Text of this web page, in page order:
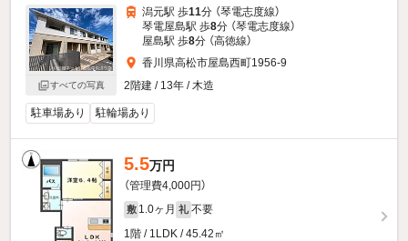
すべての写真
潟元駅 歩11分 （琴電志度線）
琴電屋島駅 歩8分 （琴電志度線）
屋島駅 歩8分 （高徳線）
香川県高松市屋島西町1956-9
2階建 / 13年 / 木造
駐車場あり 駐輪場あり
5.5万円
（管理費4,000円）
敷 1.0ヶ月 礼 不要
1階 / 1LDK / 45.42㎡